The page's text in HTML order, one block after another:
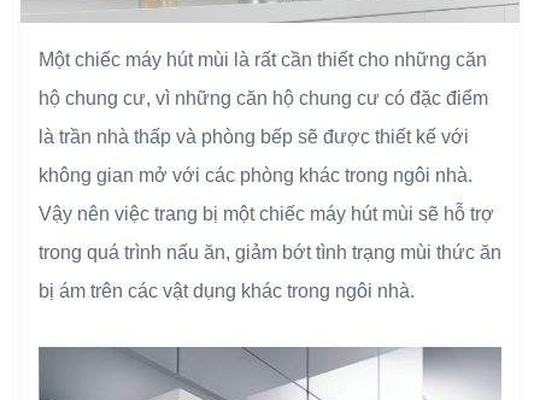
Một chiếc máy hút mùi là rất cần thiết cho những căn
hộ chung cư, vì những căn hộ chung cư có đặc điểm
là trần nhà thấp và phòng bếp sẽ được thiết kế với
không gian mở với các phòng khác trong ngôi nhà.
Vậy nên việc trang bị một chiếc máy hút mùi sẽ hỗ trợ
trong quá trình nấu ăn, giảm bớt tình trạng mùi thức ăn
bị ám trên các vật dụng khác trong ngôi nhà.